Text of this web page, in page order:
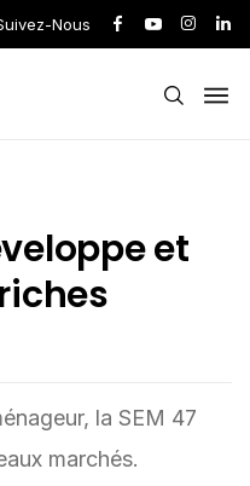
Nous
et
la SEM 47
marchés.